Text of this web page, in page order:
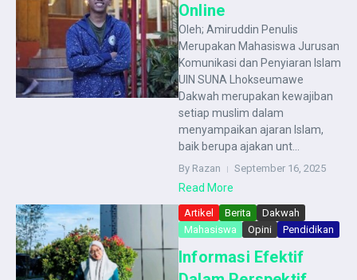
Online
Oleh; Amiruddin Penulis
Merupakan Mahasiswa Jurusan
Komunikasi dan Penyiaran Islam
UIN SUNA Lhokseumawe
Dakwah merupakan kewajiban
setiap muslim dalam
menyampaikan ajaran Islam,
baik berupa ajakan unt...
By Razan September 16, 2025
Read More
Artikel Berita
Dakwah
Mahasiswa
Opini Pendidikan
Informasi Efektif